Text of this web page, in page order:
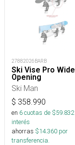
27882026BARB
Ski Vise Pro Wide
Opening
Ski Man
$ 358.990
en 6cuotas de $59.832
interés
ahorras $14.360 por
transferencia.